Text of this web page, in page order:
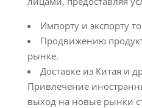
Импорту и экспорту
Продвижению
рынке.
Доставке из Китая и
Привлечение
выход на новые рынки